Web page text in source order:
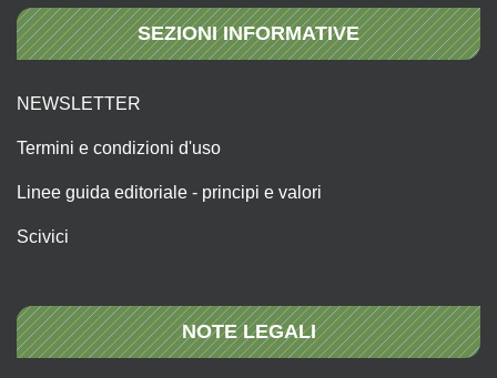
SEZIONI INFORMATIVE
NEWSLETTER
Termini e condizioni d'uso
Linee guida editoriale - principi e valori
Scivici
NOTE LEGALI